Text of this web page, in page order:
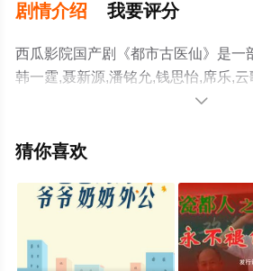
剧情介绍 我要评分
西瓜影院国产剧《都市古医仙》是一
韩一霆,聂新源,潘铭允,钱思怡,席乐,
演绎的中国大陆电视剧，大结局剧情
瓜影视，热播电视剧提前免费观看，

猜你喜欢